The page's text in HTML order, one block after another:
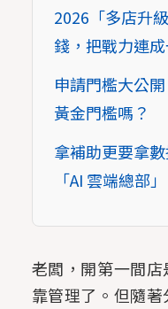
2026「多店升
錢，把戰力連
申請門檻大公
黃金門檻嗎？
拿補助更要拿
「AI 雲端總部」
老闆，開第一間
靠管理了。但隨